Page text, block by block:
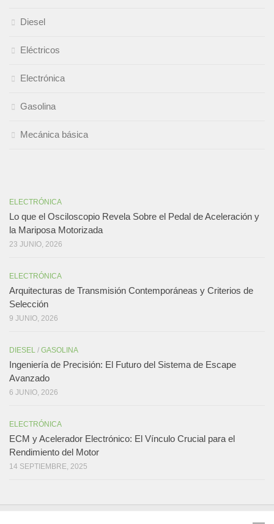
Diesel
Eléctricos
Electrónica
Gasolina
Mecánica básica
ELECTRÓNICA
Lo que el Osciloscopio Revela Sobre el Pedal de Aceleración y
la Mariposa Motorizada
23 JUNIO, 2026
ELECTRÓNICA
Arquitecturas de Transmisión Contemporáneas y Criterios de
Selección
9 JUNIO, 2026
DIESEL / GASOLINA
Ingeniería de Precisión: El Futuro del Sistema de Escape
Avanzado
6 JUNIO, 2026
ELECTRÓNICA
ECM y Acelerador Electrónico: El Vínculo Crucial para el
Rendimiento del Motor
14 SEPTIEMBRE, 2025